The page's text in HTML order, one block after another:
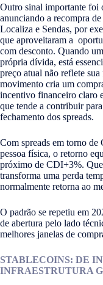
Outro sinal importante foi
anunciando a recompra
Localiza e Sendas, por
que aproveitaram a
com desconto. Quando
própria dívida, está
preço atual não reflete
movimento cria um
incentivo financeiro claro
que tende a contribuir
fechamento dos spreads.
Com spreads em torno
pessoa física, o retorno
próximo de CDI+3%.
transforma uma perda
normalmente retorna ao
O padrão se repetiu em
de abertura pelo lado
melhores janelas de
STABLECOINS: DE
INFRAESTRUTURA